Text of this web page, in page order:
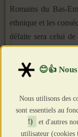
Romains du Bas-
ethnique et les
défaite sera celui
donc de na­ture, et
Nous utilisons des
sont essentiels au
!)
et d'autres
utilisateur (cookies